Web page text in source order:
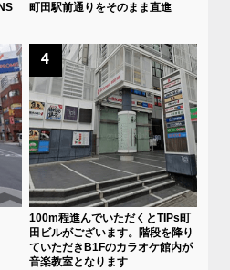
町田駅前通りをそのまま直進
4
100m程進んでいただくとTIPs町
田ビルがございます。階段を降り
ていただきB1Fのカラオケ館内が
音楽教室となります